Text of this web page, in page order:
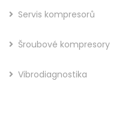
Servis kompresorů
Šroubové kompresory
Vibrodiagnostika